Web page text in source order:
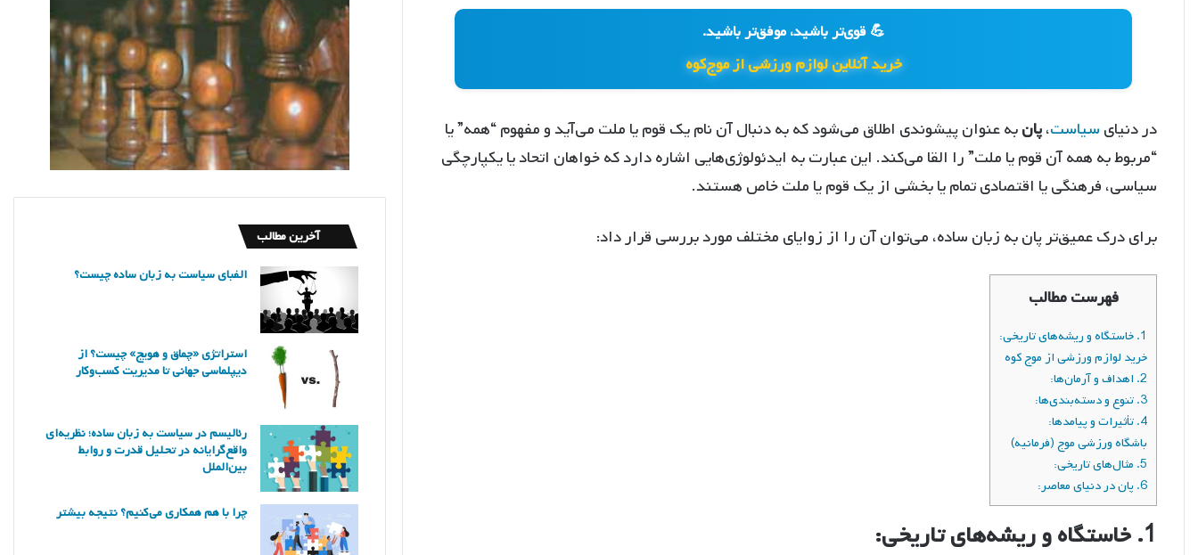
💪 قوی‌تر باشید، موفق‌تر باشید.
خرید آنلاین لوازم ورزشی از موج‌کوه
در دنیای سیاست،پانبه عنوان پیشوندی اطلاق می‌شود که به دنبال آن نام یک قوم یا ملت می‌آید و مفهوم “همه” یا
“مربوط به همه آن قوم یا ملت” را القا می‌کند. این عبارت به ایدئولوژی‌هایی اشاره دارد که خواهان اتحاد یا یکپارچگی
سیاسی، فرهنگی یا اقتصادی تمام یا بخشی از یک قوم یا ملت خاص هستند.
برای درک عمیق‌تر پان به زبان ساده، می‌توان آن را از زوایای مختلف مورد بررسی قرار داد:
فهرست مطالب
1. خاستگاه و ریشه‌های تاریخی:
خرید لوازم ورزشی از موج کوه
2. اهداف و آرمان‌ها:
3. تنوع و دسته‌بندی‌ها:
4. تأثیرات و پیامدها:
باشگاه ورزشی موج (فرمانیه)
5. مثال‌های تاریخی:
6. پان در دنیای معاصر:
1. خاستگاه و ریشه‌های تاریخی:
آخرین مطالب
الفبای سیاست به زبان ساده چیست؟
استراتژی «چماق و هویج» چیست؟ از
دیپلماسی جهانی تا مدیریت کسب‌وکار
رئالیسم در سیاست به زبان ساده؛ نظریه‌ای
واقع‌گرایانه در تحلیل قدرت و روابط
بین‌الملل
چرا با هم همکاری می‌کنیم؟ نتیجه بیشتر